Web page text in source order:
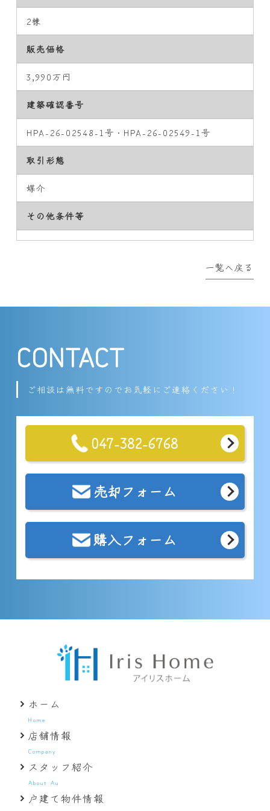
2棟
販売価格
3,990万円
建築確認番号
HPA-26-02548-1号・HPA-26-02549-1号
取引形態
媒介
その他条件等
一覧へ戻る
CONTACT
ご相談は無料ですのでお気軽にご連絡ください！
047-382-6768
売却フォーム
購入フォーム
ホーム
Home
店舗情報
Company
スタッフ紹介
About Au
戸建て物件情報